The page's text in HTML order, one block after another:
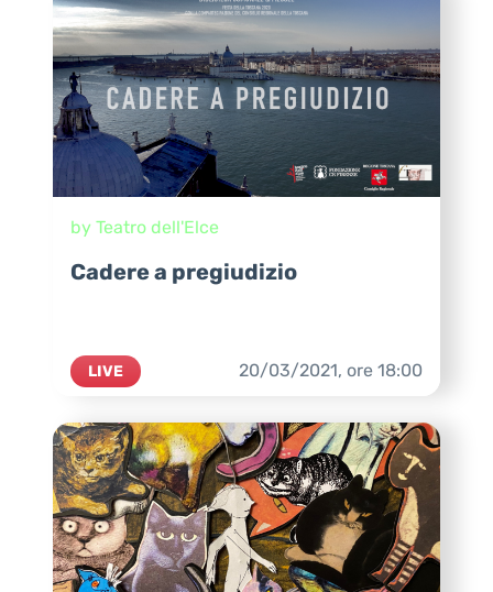
by Teatro dell'Elce
Cadere a pregiudizio
LIVE 20/03/2021, ore 18:00